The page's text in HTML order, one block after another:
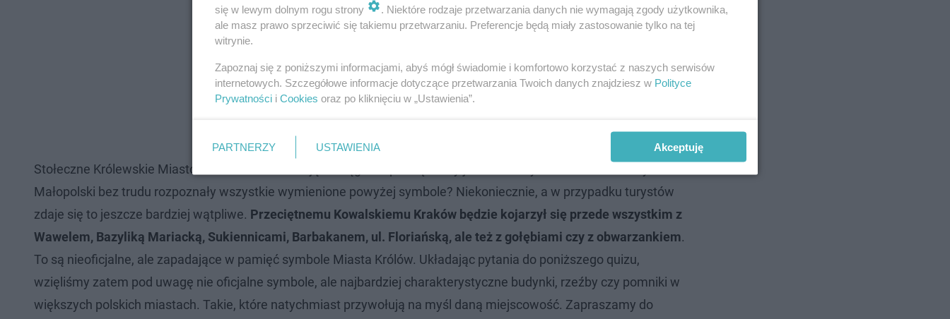
Stołeczne Królewskie Miasto Kraków ma też swoją chorągiew i pieczęć. Czy jednak każdy mieszkaniec stolicy
Małopolski bez trudu rozpoznały wszystkie wymienione powyżej symbole? Niekoniecznie, a w przypadku turystów
zdaje się to jeszcze bardziej wątpliwe. Przeciętnemu Kowalskiemu Kraków będzie kojarzył się przede wszystkim z
Wawelem, Bazyliką Mariacką, Sukiennicami, Barbakanem, ul. Floriańską, ale też z gołębiami czy z obwarzankiem.
To są nieoficjalne, ale zapadające w pamięć symbole Miasta Królów. Układając pytania do poniższego quizu,
wzięliśmy zatem pod uwagę nie oficjalne symbole, ale najbardziej charakterystyczne budynki, rzeźby czy pomniki w
większych polskich miastach. Takie, które natychmiast przywołują na myśl daną miejscowość. Zapraszamy do
się w lewym dolnym rogu strony
. Niektóre rodzaje przetwarzania danych nie wymagają zgody użytkownika,
ale masz prawo sprzeciwić się takiemu przetwarzaniu. Preferencje będą miały zastosowanie tylko na tej
witrynie.
Zapoznaj się z poniższymi informacjami, abyś mógł świadomie i komfortowo korzystać z naszych serwisów
internetowych. Szczegółowe informacje dotyczące przetwarzania Twoich danych znajdziesz w Polityce
Prywatności i Cookies oraz po kliknięciu w „Ustawienia”.
PARTNERZY USTAWIENIA Akceptuję